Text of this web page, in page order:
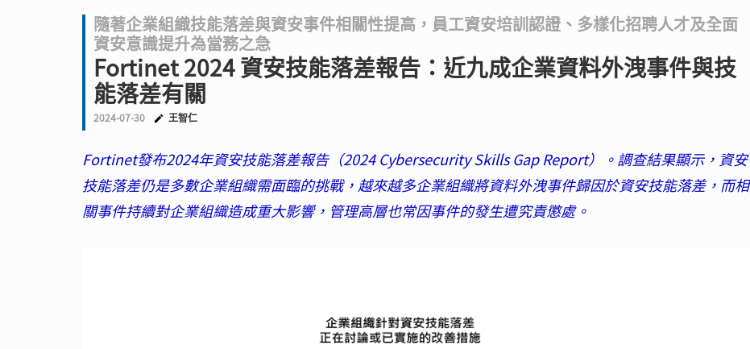
隨著企業組織技能落差與資安事件相關性提高，員工資安培訓認證、多樣化招聘人才及全面
資安意識提升為當務之急
Fortinet 2024 資安技能落差報告：近九成企業資料外洩事件與技
能落差有關
2024-07-30 王智仁
Fortinet發布2024年資安技能落差報告（2024 Cybersecurity Skills Gap Report）。調查結果顯示，資安
技能落差仍是多數企業組織需面臨的挑戰，越來越多企業組織將資料外洩事件歸因於資安技能落差，而相
關事件持續對企業組織造成重大影響，管理高層也常因事件的發生遭究責懲處。